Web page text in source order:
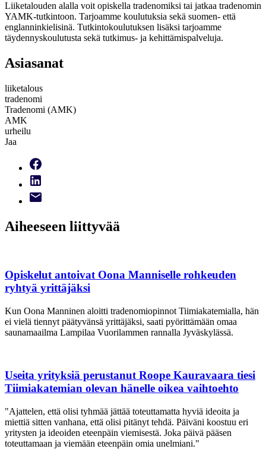
Liiketalouden alalla voit opiskella tradenomiksi tai jatkaa tradenomin
YAMK-tutkintoon. Tarjoamme koulutuksia sekä suomen- että
englanninkielisinä. Tutkintokoulutuksen lisäksi tarjoamme
täydennyskoulutusta sekä tutkimus- ja kehittämispalveluja.
Asiasanat
liiketalous
tradenomi
Tradenomi (AMK)
AMK
urheilu
Jaa
Aiheeseen liittyvää
Opiskelut antoivat Oona Manniselle rohkeuden
ryhtyä yrittäjäksi
Kun Oona Manninen aloitti tradenomiopinnot Tiimiakatemialla, hän
ei vielä tiennyt päätyvänsä yrittäjäksi, saati pyörittämään omaa
saunamaailma Lampilaa Vuorilammen rannalla Jyväskylässä.
Useita yrityksiä perustanut Roope Kauravaara tiesi
Tiimiakatemian olevan hänelle oikea vaihtoehto
"Ajattelen, että olisi tyhmää jättää toteuttamatta hyviä ideoita ja
miettiä sitten vanhana, että olisi pitänyt tehdä. Päiväni koostuu eri
yritysten ja ideoiden eteenpäin viemisestä. Joka päivä pääsen
toteuttamaan ja viemään eteenpäin omia unelmiani."